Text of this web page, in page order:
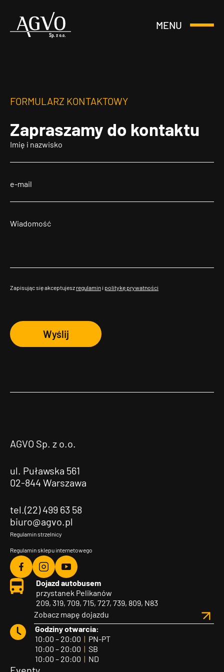
Header
MENU
Otwórz
FORMULARZ KONTAKTOWY
Zapraszamy do kontaktu
Zapisując się akceptujesz regulamin i politykę prywatności
Wyślij
AGVO Sp. z o.o.
ul. Puławska 561
02-844 Warszawa
tel.(22) 499 63 58
biuro@agvo.pl
Regulamin strzelnicy
Regulamin sklepu internetowego
Agvo
Facebook
Agvo
Instagram
Agvo
YouTube
Dojazd autobusem
przystanek Pelikanów
209, 319, 709, 715, 727, 739, 809, N83
Zobacz mapę dojazdu
Godziny otwarcia:
10:00 – 20:00 | PN-PT
10:00 – 20:00 | SB
10:00 – 20:00 | ND